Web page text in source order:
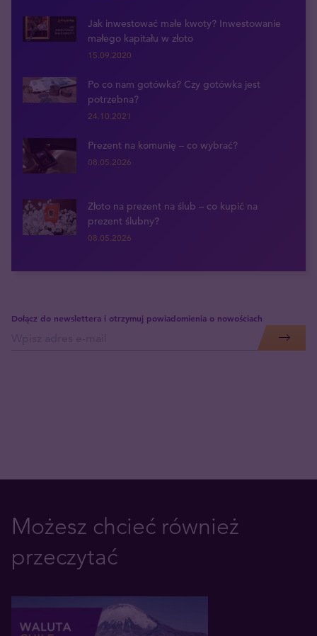
Jak inwestować małe kwoty? Inwestowanie
małego kapitału w złoto
15.09.2020
Po co nam gotówka? Czy gotówka jest
potrzebna?
24.10.2021
Prezent na komunię – co wybrać?
08.05.2026
Złoto na prezent na ślub – co kupić na
prezent ślubny?
08.05.2026
Dołącz do newslettera i otrzymuj powiadomienia o nowościach
Możesz chcieć również
przeczytać